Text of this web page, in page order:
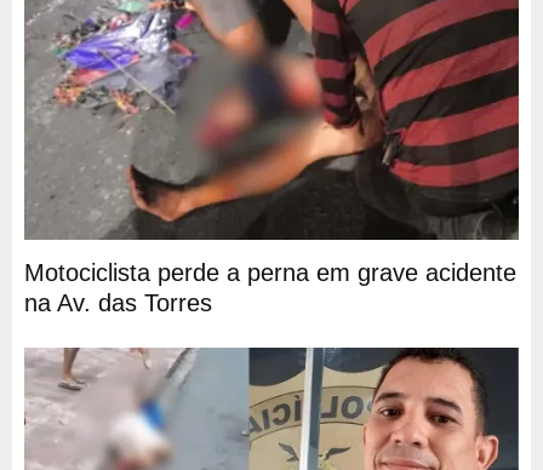
Motociclista perde a perna em grave acidente
na Av. das Torres